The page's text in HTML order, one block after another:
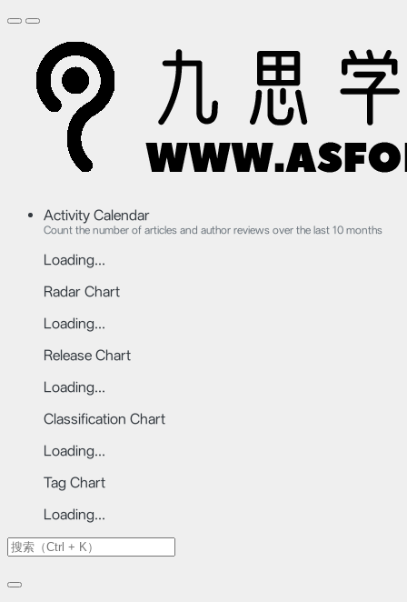
Activity Calendar
Count the number of articles and author reviews over the last 10 months
Loading...
Radar Chart
Loading...
Release Chart
Loading...
Classification Chart
Loading...
Tag Chart
Loading...